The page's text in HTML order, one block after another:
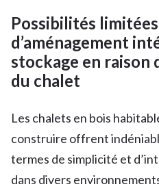
Possibilités
d’aménagement
stockage en raison
du chalet
Les chalets en bois
construire offrent
termes de simplicité et
dans divers